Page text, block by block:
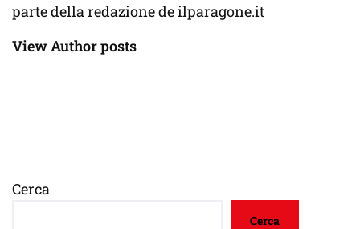
parte della redazione de ilparagone.it
View Author posts
Cerca
Cerca